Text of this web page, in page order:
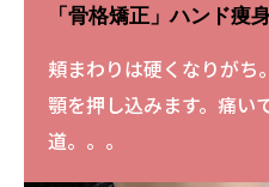
「骨格矯正」ハンド痩
頬まわりは硬くなりがち
顎を押し込みます。痛い
道。。。